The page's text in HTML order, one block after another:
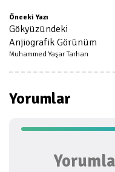
Önceki Yazı
Gökyüzündeki
Anjiografik Görünüm
Muhammed Yaşar Tarhan
Yorumlar